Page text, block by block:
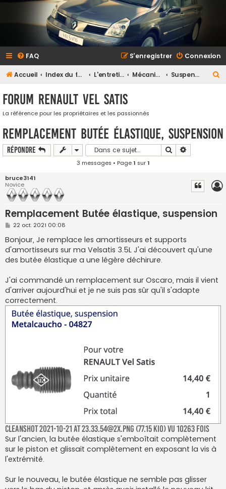
FAQ Connexion
S’enregistrer
Accueil Index du forum L'entretien et la maintenance Mécanique Suspension
e
r
e
r
Forum Renault VEL SATIS
La référence pour les propriétaires et les passionnés
Remplacement Butée élastique, suspension
Répondre Rechercher
3 messages • Page1 sur1
bruce3141
Novice
Remplacement Butée élastique, suspension
M
s
s
a
g
e
22 oct. 2021 00:08
Bonjour, Je remplace les amortisseurs et supports
d'amortisseurs sur ma Velsatis 3.5L J'ai découvert qu'une
des butée élastique a une légère déchirure.
J'ai commandé un remplacement sur Oscaro, mais il vient
d'arriver aujourd'hui et je ne suis pas sûr qu'il s'adapte
correctement.
CleanShot 2021-10-21 at 23.33.54@2x.png (77.15 Kio) Vu 10263 fois
Sur l'ancien, la butée élastique s'emboîtait complètement
sur le piston et glissait complètement en exposant la vis à
l'extrémité.
Sur le nouveau, le butée élastique ne semble pas glisser